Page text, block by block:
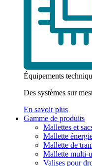
Équipements
Des systèmes sur
En savoir plus
Gamme de produits
Mallettes et
Mallette
Mallette de
Mallette multi-
Valises pour